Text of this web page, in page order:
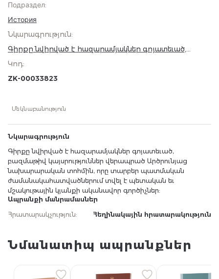
Подраздел:
История
Նկարագրություն:
Գիրքը նվիրված է հազարամյակներ գոյատեւած,
նախարարական տոհմին, որը տարբեր պատմական
ժամանակահատվածներում տվել է պետական եւ
Կոդ:
ZK-00033823
Մեկնաբանություն
Նկարագրություն
Գիրքը նվիրված է հազարամյակներ գոյատեւած,
բազմաթիվ կայսրություններ վերապրած Արծրունյաց
նախարարական տոհմին, որը տարբեր պատմական
ժամանակահատվածներում տվել է պետական եւ
մշակութային կյանքի ականավոր գործիչներ:
Ապրանքի մանրամասներ
Հրատարակչություն: Հեղինակային հրատարակություն
Նմանատիպ ապրանքներ